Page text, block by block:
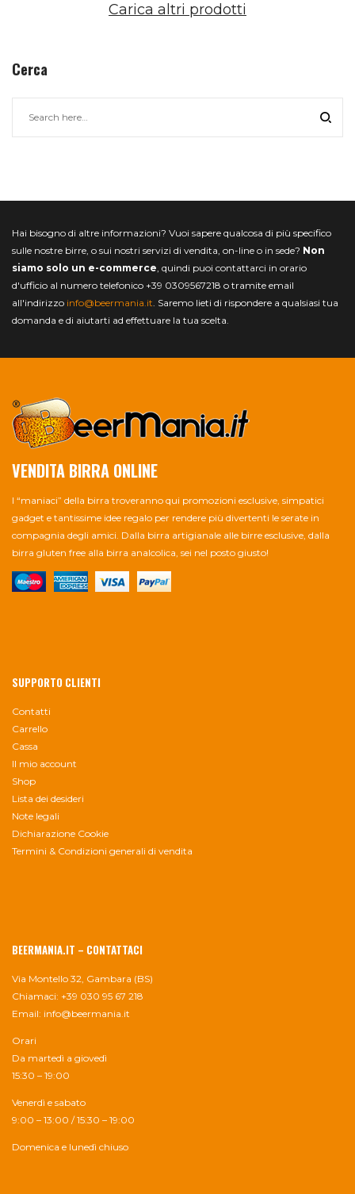
Carica altri prodotti
Cerca
Hai bisogno di altre informazioni? Vuoi sapere qualcosa di più specifico
sulle nostre birre, o sui nostri servizi di vendita, on-line o in sede? Non
siamo solo un e-commerce, quindi puoi contattarci in orario
d'ufficio al numero telefonico +39 0309567218 o tramite email
all'indirizzo info@beermania.it. Saremo lieti di rispondere a qualsiasi tua
domanda e di aiutarti ad effettuare la tua scelta.
VENDITA BIRRA ONLINE
I “maniaci” della birra troveranno qui promozioni esclusive, simpatici
gadget e tantissime idee regalo per rendere più divertenti le serate in
compagnia degli amici. Dalla birra artigianale alle birre esclusive, dalla
birra gluten free alla birra analcolica, sei nel posto giusto!
SUPPORTO CLIENTI
Contatti
Carrello
Cassa
Il mio account
Shop
Lista dei desideri
Note legali
Dichiarazione Cookie
Termini & Condizioni generali di vendita
BEERMANIA.IT – CONTATTACI
Via Montello 32, Gambara (BS)
Chiamaci: +39 030 95 67 218
Email: info@beermania.it
Orari
Da martedì a giovedì
15:30 – 19:00
Venerdì e sabato
9:00 – 13:00 / 15:30 – 19:00
Domenica e lunedì chiuso